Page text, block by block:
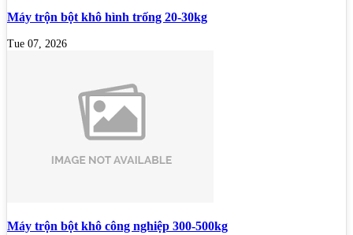
Máy trộn bột khô hình trống 20-30kg
Tue 07, 2026
Máy trộn bột khô công nghiệp 300-500kg